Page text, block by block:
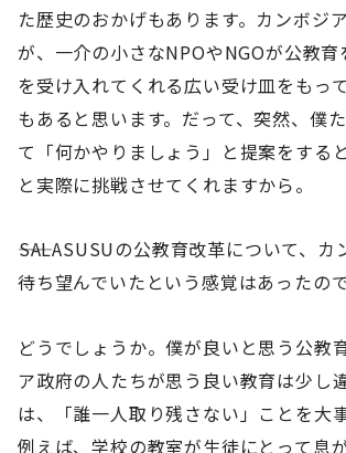
た歴史のおかげもあります。カンボジ
が、一介の小さなNPOやNGOが公教育
を受け入れてくれる広い受け皿をもっ
もあると思います。だって、突然、僕
て「何かやりましょう」と提案をする
と実際に挑戦させてくれますから。
――SALASUSUの公教育改革について、
待ち望んでいたという感覚はあったの
どうでしょうか。僕が良いと思う公教
ア政府の人たちが思う良い教育は少し
は、「誰一人取り残さない」ことを大
例えば、学校の教室が生徒にとって息